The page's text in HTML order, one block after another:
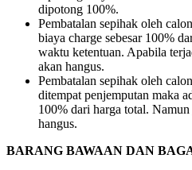
dipotong 100%.
Pembatalan sepihak oleh
biaya charge sebesar 100%
waktu ketentuan. Apabila
akan hangus.
Pembatalan sepihak oleh
ditempat penjemputan maka
100% dari harga total.
hangus.
BARANG BAWAAN DAN